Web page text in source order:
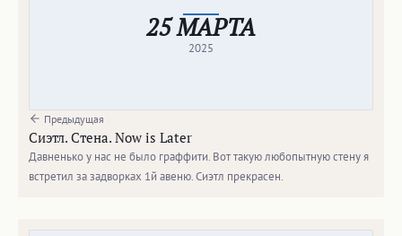
25 МАРТА
2025
Предыдущая
Сиэтл. Стена. Now is Later
Давненько у нас не было граффити. Вот такую любопытную стену я
встретил за задворках 1й авеню. Сиэтл прекрасен.